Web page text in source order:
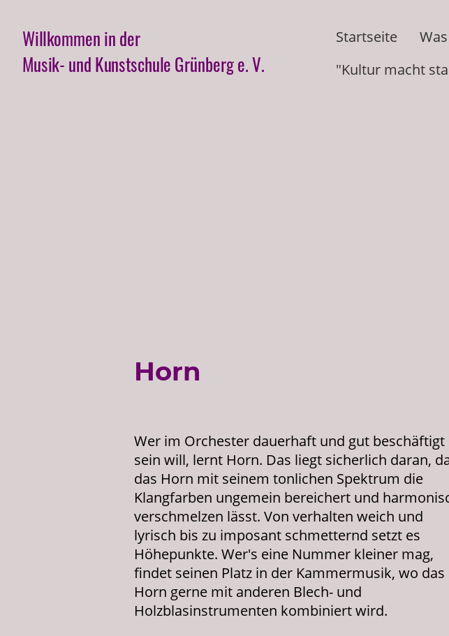
Willkommen in der
Musik- und Kunstschule Grünberg e. V.
Startseite
Horn
Wer im Orchester dauerhaft und gut beschäftigt
sein will, lernt Horn. Das liegt sicherlich daran,
das Horn mit seinem tonlichen Spektrum die
Klangfarben ungemein bereichert und
verschmelzen lässt. Von verhalten weich und
lyrisch bis zu imposant schmetternd setzt es
Höhepunkte. Wer's eine Nummer kleiner mag,
findet seinen Platz in der Kammermusik, wo das
Horn gerne mit anderen Blech- und
Holzblasinstrumenten kombiniert wird.